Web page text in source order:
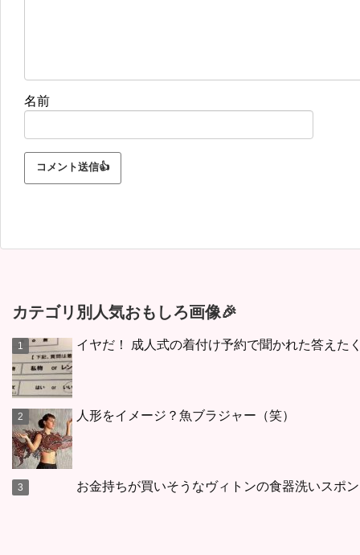
名前
カテゴリ別人気おもしろ画像🎉
イヤだ！ 成人式の着付け予約で聞かれた答えた
人形をイメージ？魚ブラジャー（笑）
お金持ちが買いそうなヴィトンの食器洗いスポ